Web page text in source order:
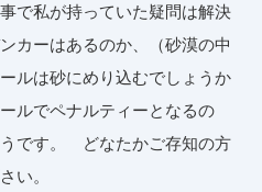
で私が持っていた疑問は解決
カーはあるのか、（砂漠の中
ルは砂にめり込むでしょうか
ルでペナルティーとなるの
です。 どなたかご存知の方
い。